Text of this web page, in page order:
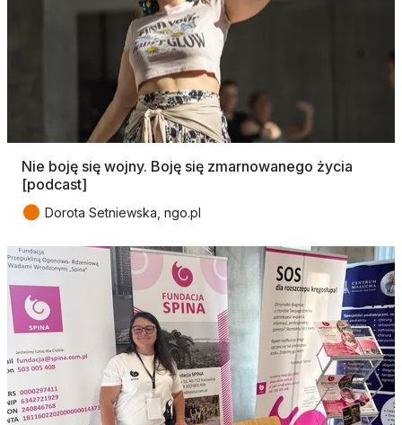
Nie boję się wojny. Boję się zmarnowanego życia
[podcast]
● Dorota Setniewska, ngo.pl